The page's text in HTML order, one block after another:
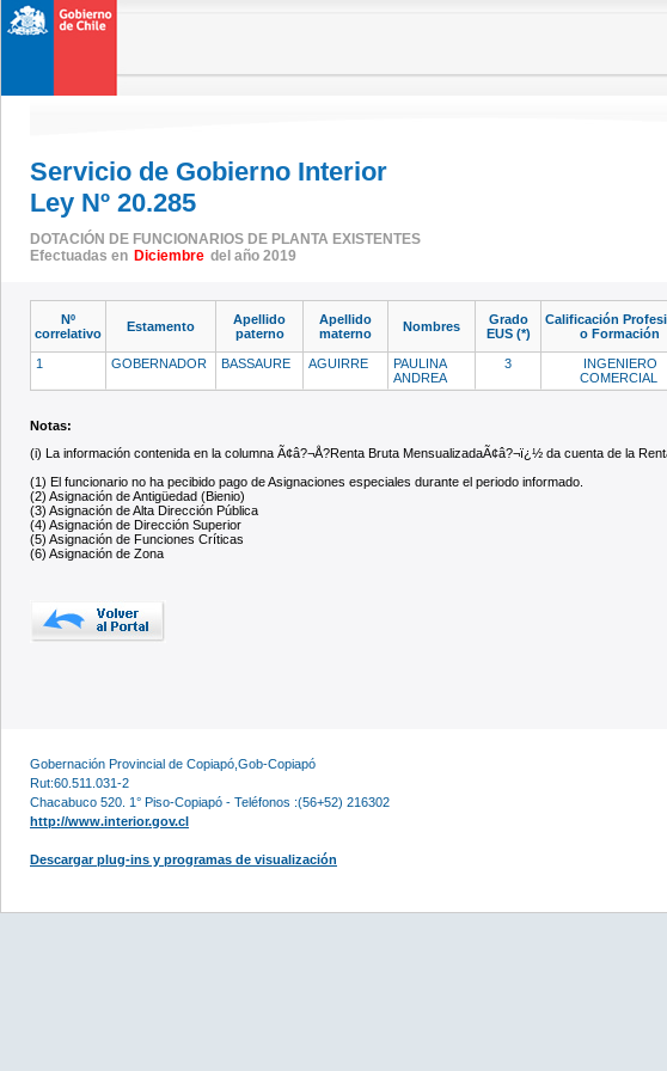
Servicio de Gobierno Interior
Ley Nº 20.285
DOTACIÓN DE FUNCIONARIOS DE PLANTA EXISTENTES
Efectuadas en Diciembre del año 2019
Nº
correlativo
Estamento
Apellido
paterno
Apellido
materno
Nombres
Grado
EUS (*)
Calificación
o Formación
1 GOBERNADOR BASSAURE AGUIRRE
PAULINA
ANDREA
3
INGENIERO
COMERCIAL
Notas:
(i) La información contenida en la columna Ã¢â?¬Å?Renta Bruta MensualizadaÃ¢â?¬ï¿½ da cuenta de la
(1) El funcionario no ha pecibido pago de Asignaciones especiales durante el periodo informado.
(2) Asignación de Antigüedad (Bienio)
(3) Asignación de Alta Dirección Pública
(4) Asignación de Dirección Superior
(5) Asignación de Funciones Críticas
(6) Asignación de Zona
Gobernación Provincial de Copiapó,Gob-Copiapó
Rut:60.511.031-2
Chacabuco 520. 1° Piso-Copiapó - Teléfonos :(56+52) 216302
http://www.interior.gov.cl
Descargar plug-ins y programas de visualización